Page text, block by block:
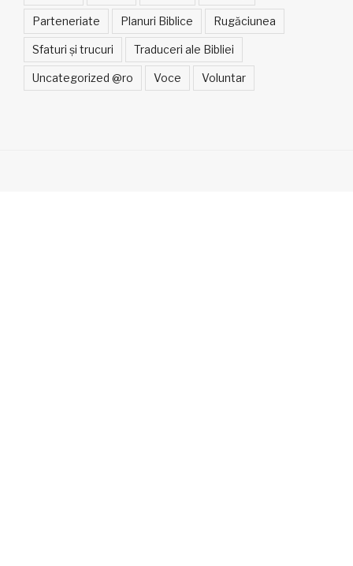
Parteneriate Planuri Biblice Rugăciunea
Sfaturi și trucuri Traduceri ale Bibliei
Uncategorized @ro Voce Voluntar